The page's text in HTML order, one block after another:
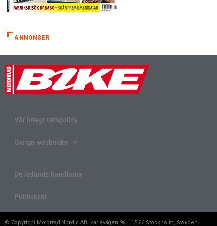
ANNONSER
Vår integritetspolicy
Övriga webbsidor
De ledande handlarna
Publicerat
© Copyright Motorrad Nordic AB, Karlavägen 96, 115 26 Stockholm, Sweden